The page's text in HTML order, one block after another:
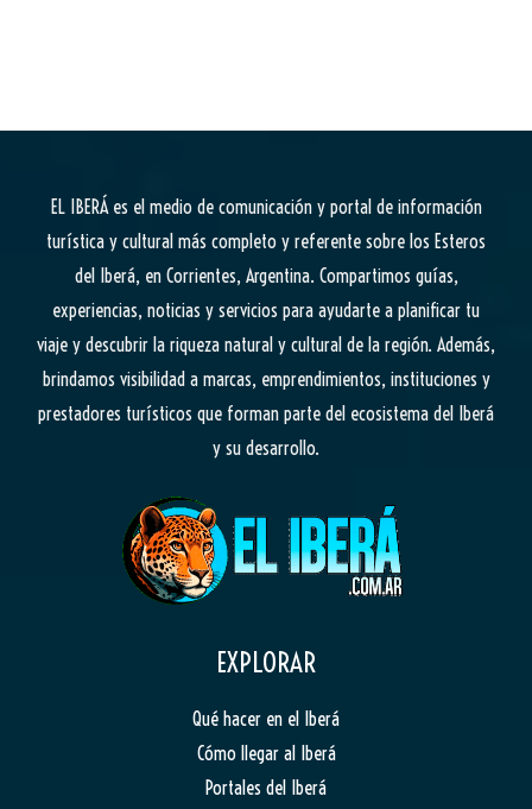
EL IBERÁes el medio de comunicación y portal de información
turística y cultural más completo y referente sobre los Esteros
del Iberá, en Corrientes, Argentina. Compartimos guías,
experiencias, noticias y servicios para ayudarte a planificar tu
viaje y descubrir la riqueza natural y cultural de la región. Además,
brindamos visibilidad a marcas, emprendimientos, instituciones y
prestadores turísticos que forman parte del ecosistema del Iberá
y su desarrollo.
EXPLORAR
Qué hacer en el Iberá
Cómo llegar al Iberá
Portales del Iberá